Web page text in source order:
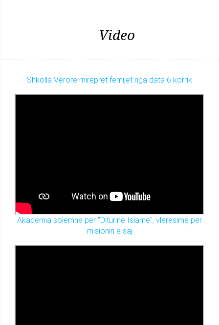
Video
Shkolla Verore mirëpret fëmijët nga data 6 korrik
Akademia solemne për "Diturinë Islame", vlerësime për
misionin e saj